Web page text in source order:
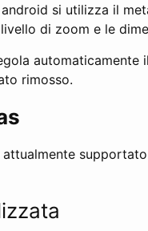
si utilizza il
di zoom e le
rimosso.
attualmente